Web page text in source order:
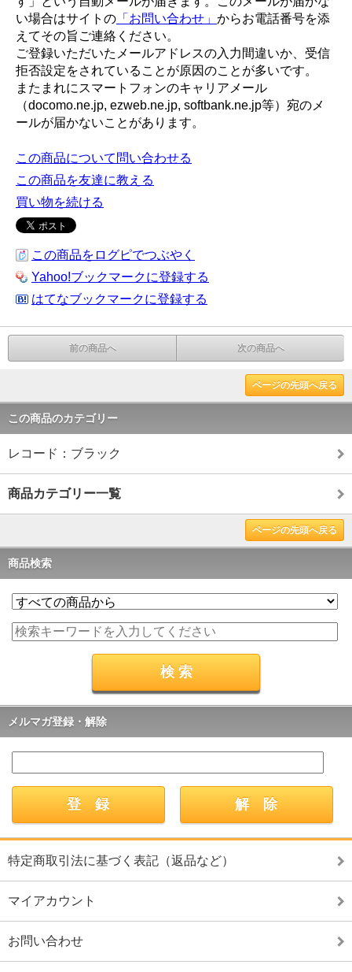
い場合はサイトの 「お問い合わせ」 からお電話番号を添
えてその旨ご連絡ください。
ご登録いただいたメールアドレスの入力間違いか、受信
拒否設定をされていることが原因のことが多いです。
またまれにスマートフォンのキャリアメール
（docomo.ne.jp, ezweb.ne.jp, softbank.ne.jp等）宛のメ
ールが届かないことがあります。
この商品について問い合わせる
この商品を友達に教える
買い物を続ける
この商品をログピでつぶやく
Yahoo!ブックマークに登録する
はてなブックマークに登録する
前の商品へ 次の商品へ
ページの先頭へ戻る
この商品のカテゴリー
レコード：ブラック
商品カテゴリー一覧
ページの先頭へ戻る
商品検索
メルマガ登録・解除
特定商取引法に基づく表記（返品など）
マイアカウント
お問い合わせ